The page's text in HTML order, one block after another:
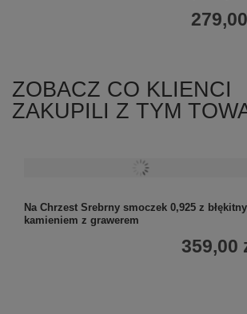
ZOBACZ CO KLIENCI
ZAKUPILI Z TYM
Na Chrzest Srebrny smoczek 0,925 z
kamieniem z grawerem
359,00